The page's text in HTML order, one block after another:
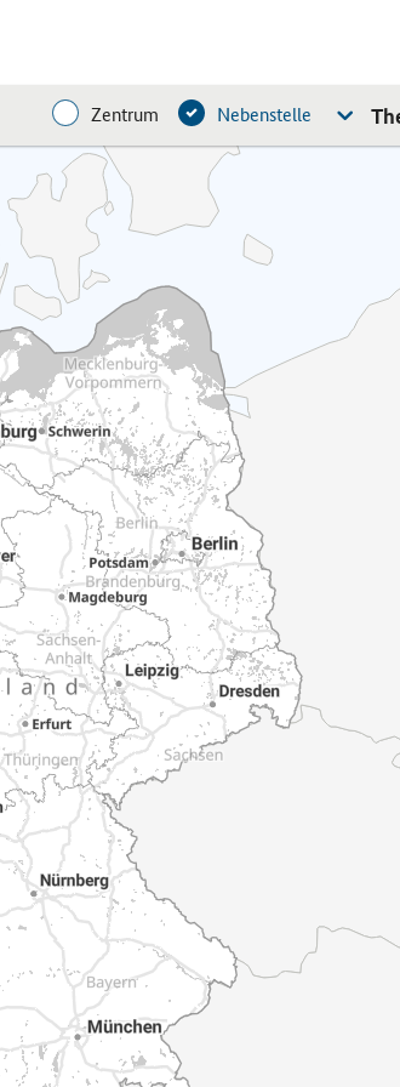
Zentrum Nebenstelle